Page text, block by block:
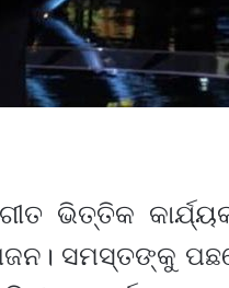
ଭିତ୍ତିକ
ସମସ୍ତଙ୍କୁ